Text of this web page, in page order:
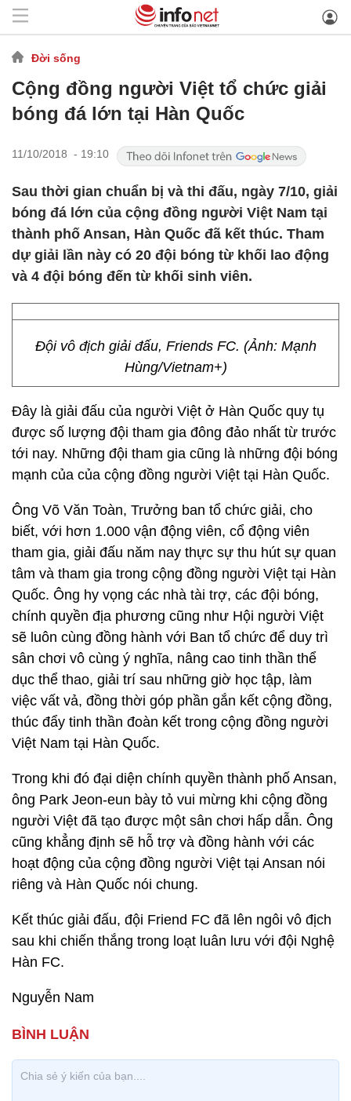
Đời sống
Cộng đồng người Việt tổ chức giải
bóng đá lớn tại Hàn Quốc
11/10/2018 - 19:10
Sau thời gian chuẩn bị và thi đấu, ngày 7/10, giải
bóng đá lớn của cộng đồng người Việt Nam tại
thành phố Ansan, Hàn Quốc đã kết thúc. Tham
dự giải lần này có 20 đội bóng từ khối lao động
và 4 đội bóng đến từ khối sinh viên.
Đội vô địch giải đấu, Friends FC. (Ảnh: Mạnh
Hùng/Vietnam+)
Đây là giải đấu của người Việt ở Hàn Quốc quy tụ
được số lượng đội tham gia đông đảo nhất từ trước
tới nay. Những đội tham gia cũng là những đội bóng
mạnh của của cộng đồng người Việt tại Hàn Quốc.
Ông Võ Văn Toàn, Trưởng ban tổ chức giải, cho
biết, với hơn 1.000 vận động viên, cổ động viên
tham gia, giải đấu năm nay thực sự thu hút sự quan
tâm và tham gia trong cộng đồng người Việt tại Hàn
Quốc. Ông hy vọng các nhà tài trợ, các đội bóng,
chính quyền địa phương cũng như Hội người Việt
sẽ luôn cùng đồng hành với Ban tổ chức để duy trì
sân chơi vô cùng ý nghĩa, nâng cao tinh thần thể
dục thể thao, giải trí sau những giờ học tập, làm
việc vất vả, đồng thời góp phần gắn kết cộng đồng,
thúc đẩy tinh thần đoàn kết trong cộng đồng người
Việt Nam tại Hàn Quốc.
Trong khi đó đại diện chính quyền thành phố Ansan,
ông Park Jeon-eun bày tỏ vui mừng khi cộng đồng
người Việt đã tạo được một sân chơi hấp dẫn. Ông
cũng khẳng định sẽ hỗ trợ và đồng hành với các
hoạt động của cộng đồng người Việt tại Ansan nói
riêng và Hàn Quốc nói chung.
Kết thúc giải đấu, đội Friend FC đã lên ngôi vô địch
sau khi chiến thắng trong loạt luân lưu với đội Nghệ
Hàn FC.
Nguyễn Nam